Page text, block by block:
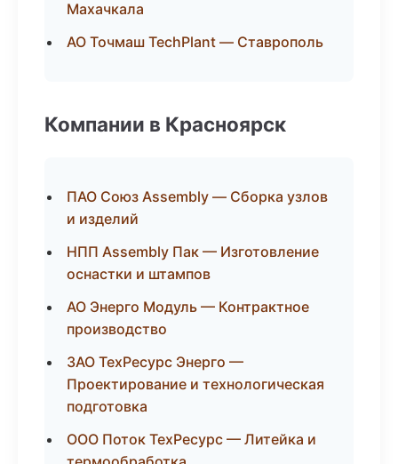
Махачкала
АО Точмаш TechPlant — Ставрополь
Компании в Красноярск
ПАО Союз Assembly — Сборка узлов
и изделий
НПП Assembly Пак — Изготовление
оснастки и штампов
АО Энерго Модуль — Контрактное
производство
ЗАО ТехРесурс Энерго —
Проектирование и технологическая
подготовка
ООО Поток ТехРесурс — Литейка и